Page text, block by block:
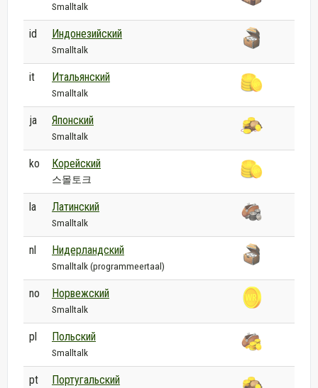
Smalltalk
id Индонезийский
Smalltalk
it Итальянский
Smalltalk
ja Японский
Smalltalk
ko Корейский
스몰토크
la Латинский
Smalltalk
nl Нидерландский
Smalltalk (programmeertaal)
no Норвежский
Smalltalk
pl Польский
Smalltalk
pt Португальский